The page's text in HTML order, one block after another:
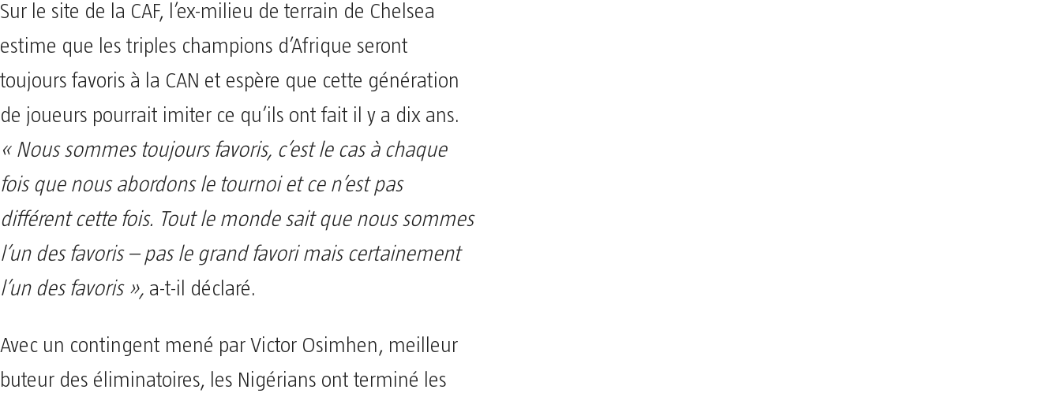
Sur le site de la CAF, l’ex-milieu de terrain de Chelsea
estime que les triples champions d’Afrique seront
toujours favoris à la CAN et espère que cette génération
de joueurs pourrait imiter ce qu’ils ont fait il y a dix ans.
« Nous sommes toujours favoris, c’est le cas à chaque
fois que nous abordons le tournoi et ce n’est pas
différent cette fois. Tout le monde sait que nous sommes
l’un des favoris – pas le grand favori mais certainement
l’un des favoris », a-t-il déclaré.
Avec un contingent mené par Victor Osimhen, meilleur
buteur des éliminatoires, les Nigérians ont terminé les